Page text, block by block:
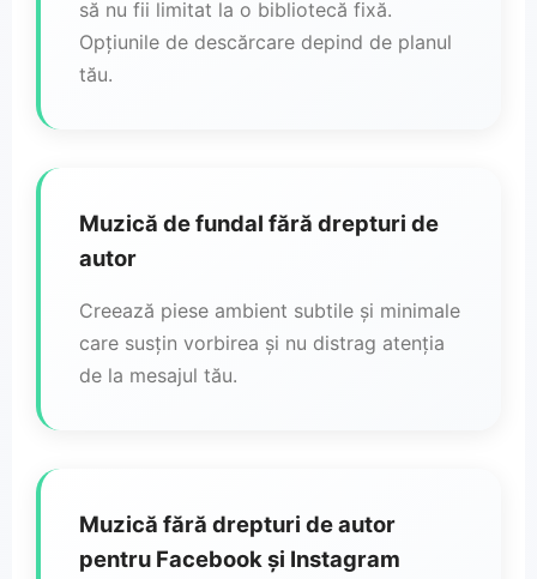
să nu fii limitat la o bibliotecă fixă.
Opțiunile de descărcare depind de planul
tău.
Muzică de fundal fără drepturi de
autor
Creează piese ambient subtile și minimale
care susțin vorbirea și nu distrag atenția
de la mesajul tău.
Muzică fără drepturi de autor
pentru Facebook și Instagram